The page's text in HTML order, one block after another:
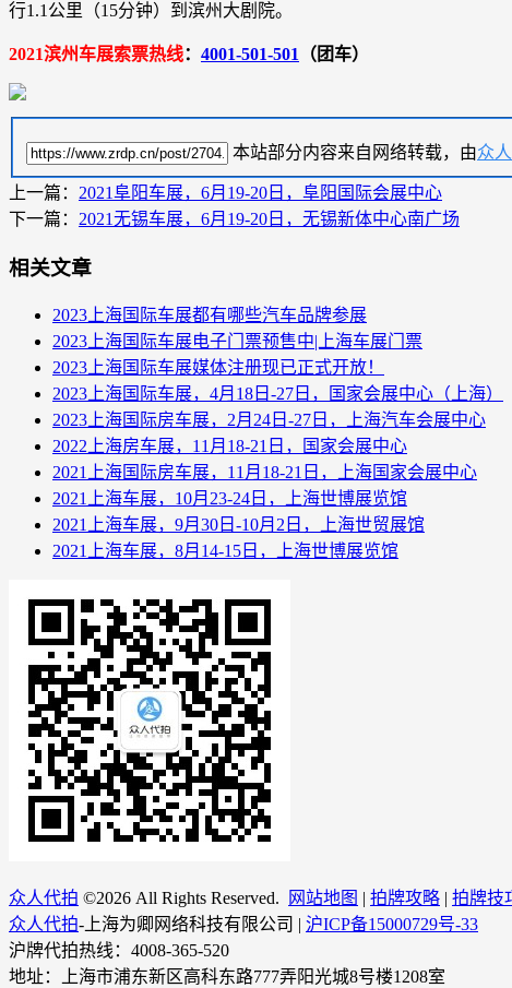
行1.1公里（15分钟）到滨州大剧院。
2021滨州车展索票热线： 4001-501-501 （团车）
本站部分内容来自网络转载，由众
上一篇： 2021阜阳车展，6月19-20日，阜阳国际会展中心
下一篇： 2021无锡车展，6月19-20日，无锡新体中心南广场
相关文章
2023上海国际车展都有哪些汽车品牌参展
2023上海国际车展电子门票预售中|上海车展门票
2023上海国际车展媒体注册现已正式开放！
2023上海国际车展，4月18日-27日，国家会展中心（上海）
2023上海国际房车展，2月24日-27日，上海汽车会展中心
2022上海房车展，11月18-21日，国家会展中心
2021上海国际房车展，11月18-21日，上海国家会展中心
2021上海车展，10月23-24日，上海世博展览馆
2021上海车展，9月30日-10月2日，上海世贸展馆
2021上海车展，8月14-15日，上海世博展览馆
众人代拍 ©2026 All Rights Reserved. 网站地图 | 拍牌攻略 | 拍牌技
众人代拍-上海为卿网络科技有限公司 | 沪ICP备15000729号-33
沪牌代拍热线：4008-365-520
地址：上海市浦东新区高科东路777弄阳光城8号楼1208室